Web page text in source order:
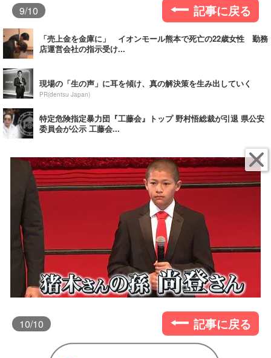
9/10 記事に戻る
「売上金を金庫に」 イオンモール熊本で死亡の22歳女性 勤務
店運営会社の指示受け...
現場の「生の声」に耳を傾け、真の解決策を生み出していく
PR(dentsu Japan)
特定危険指定暴力団『工藤会』トップ 野村悟総裁が引退 県公安
委員会が公示 工藤会...
10/10 記事に戻る